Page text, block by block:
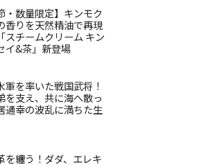
・数量限定】キンモク
香りを天然精油で再現
スチームクリーム キン
イ&茶」新登場
軍を率いた戦国武将！
を支え、共に海へ散っ
通幸の波乱に満ちた生
を纏う！ダダ、エレキ